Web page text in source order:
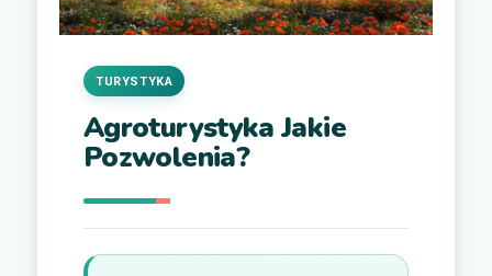
Agroturystyka Jakie
Pozwolenia?
TURYSTYKA